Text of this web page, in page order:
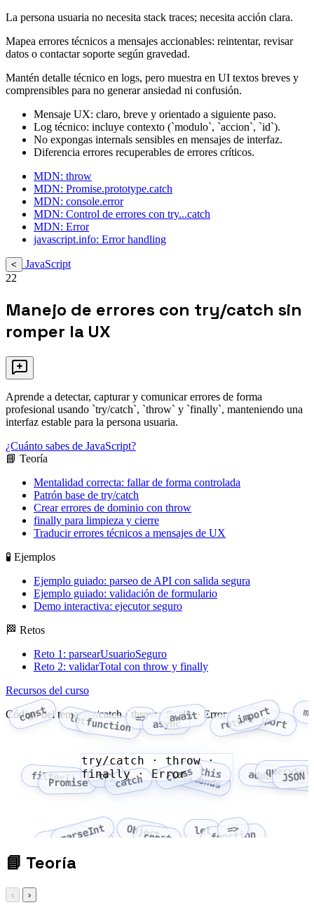
La persona usuaria no necesita stack traces; necesita acción clara.
Mapea errores técnicos a mensajes accionables: reintentar, revisar
datos o contactar soporte según gravedad.
Mantén detalle técnico en logs, pero muestra en UI textos breves y
comprensibles para no generar ansiedad ni confusión.
Mensaje UX: claro, breve y orientado a siguiente paso.
Log técnico: incluye contexto (`modulo`, `accion`, `id`).
No expongas internals sensibles en mensajes de interfaz.
Diferencia errores recuperables de errores críticos.
MDN: throw
MDN: Promise.prototype.catch
MDN: console.error
MDN: Control de errores con try...catch
MDN: Error
javascript.info: Error handling
<
JavaScript
22
Manejo de errores con try/catch sin
romper la UX
Aprende a detectar, capturar y comunicar errores de forma
profesional usando `try/catch`, `throw` y `finally`, manteniendo una
interfaz estable para la persona usuaria.
¿Cuánto sabes de JavaScript?
📘 Teoría
Mentalidad correcta: fallar de forma controlada
Patrón base de try/catch
Crear errores de dominio con throw
finally para limpieza y cierre
Traducir errores técnicos a mensajes de UX
🧪 Ejemplos
Ejemplo guiado: parseo de API con salida segura
Ejemplo guiado: validación de formulario
Demo interactiva: ejecutor seguro
🏁 Retos
Reto 1: parsearUsuarioSeguro
Reto 2: validarTotal con throw y finally
Recursos del curso
Código del tema: try/catch · throw · finally · Error
const letfunction => asyncawait returnimportexport
filter()
Promise
trycatch classextends
this JSON
fetch
parseInt
Array Object
const letfunction
=>
try/catch · throw ·
finally · Error
📘 Teoría
‹ ›